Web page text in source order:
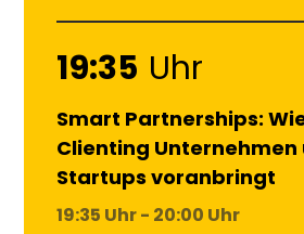
19:35 Uhr
Smart Partnerships:
Clienting Unternehmen
Startups voranbringt
19:35 Uhr - 20:00 Uhr